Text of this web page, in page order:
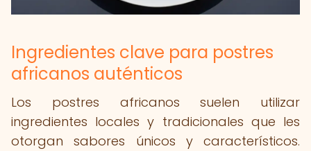
Ingredientes clave para postres
africanos auténticos
Los postres africanos suelen utilizar
ingredientes locales y tradicionales que les
otorgan sabores únicos y característicos.